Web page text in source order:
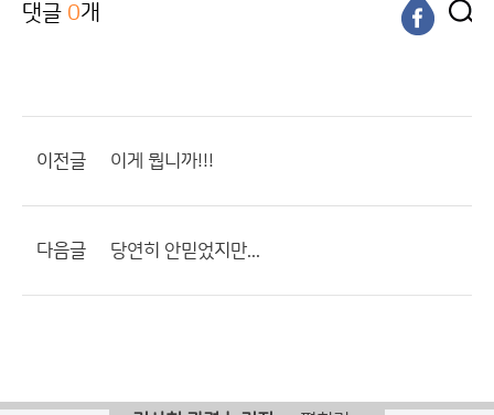
댓글 0개
이전글 이게 뭡니까!!!
다음글 당연히 안믿었지만...